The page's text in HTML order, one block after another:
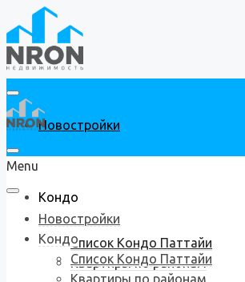
Новостройки
Кондо
Список Кондо Паттайи
Квартиры по районам
Menu
Новостройки
Кондо
Список Кондо Паттайи
Квартиры по районам